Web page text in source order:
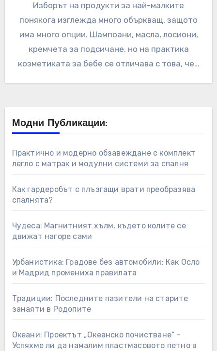
Изборът на продукти за най-малките
понякога изглежда много объркващ, защото
има много опции. Шампоани, масла, лосиони,
кремчета за подсичане, но на практика
козметиката за бебе се отличава с това, че…
Модни Публикации:
Практично и модерно обзавеждане с комплект
легло с матрак и модулни системи за спалня
Как гардеробът с плъзгащи врати преобразява
спалнята?
Чудеса: Магнитният хълм, където колите се
движат нагоре сами
Урбанистика: Градове без автомобили: Как Осло
и Мадрид промениха правилата
Традиции: Последните пазители на старите
занаяти в Родопите
Океани: Проектът „Океанско почистване“ –
Успяхме ли да намалим пластмасовото петно в